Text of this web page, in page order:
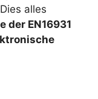
alles
der EN16931